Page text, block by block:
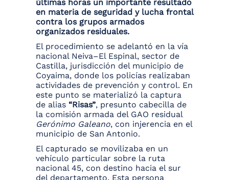
últimas horas un importante resultado
en materia de seguridad y lucha frontal
contra los grupos armados
organizados residuales.
El procedimiento se adelantó en la vía
nacional Neiva–El Espinal, sector de
Castilla, jurisdicción del municipio de
Coyaima, donde los policías realizaban
actividades de prevención y control. En
este punto se materializó la captura
de alias “Risas”, presunto cabecilla de
la comisión armada del GAO residual
Gerónimo Galeano, con injerencia en el
municipio de San Antonio.
El capturado se movilizaba en un
vehículo particular sobre la ruta
nacional 45, con destino hacia el sur
del departamento. Esta persona